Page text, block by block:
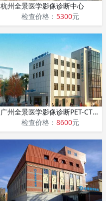
杭州全景医学影像诊断中心
检查价格： 5300元
广州全景医学影像诊断PET-CT中心
检查价格： 8600元